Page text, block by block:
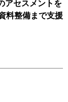
アセスメントを
料整備まで支援